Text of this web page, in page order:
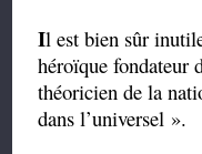
Il est bien sûr
héroïque fondateur
théoricien de la
dans l’universel ».